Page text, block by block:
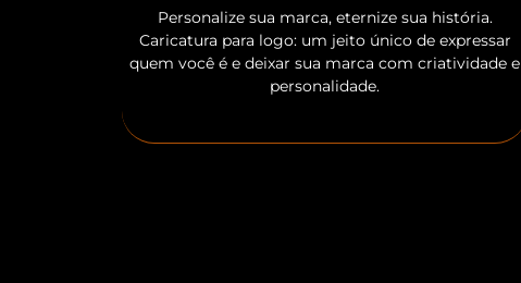
Personalize sua marca, eternize sua história.
Caricatura para logo: um jeito único de expressar
quem você é e deixar sua marca com criatividade e
personalidade.